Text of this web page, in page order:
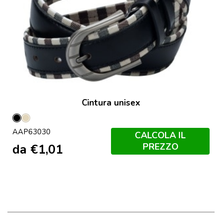
Cintura unisex
NeroNaturale
AAP63030
da €1,01
CALCOLA IL
PREZZO